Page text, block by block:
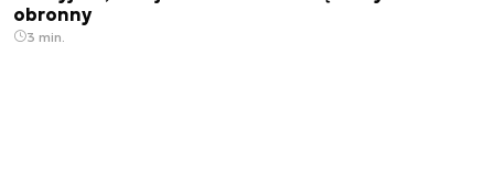
obronny
3 min.